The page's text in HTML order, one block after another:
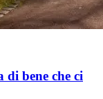
bene che ci